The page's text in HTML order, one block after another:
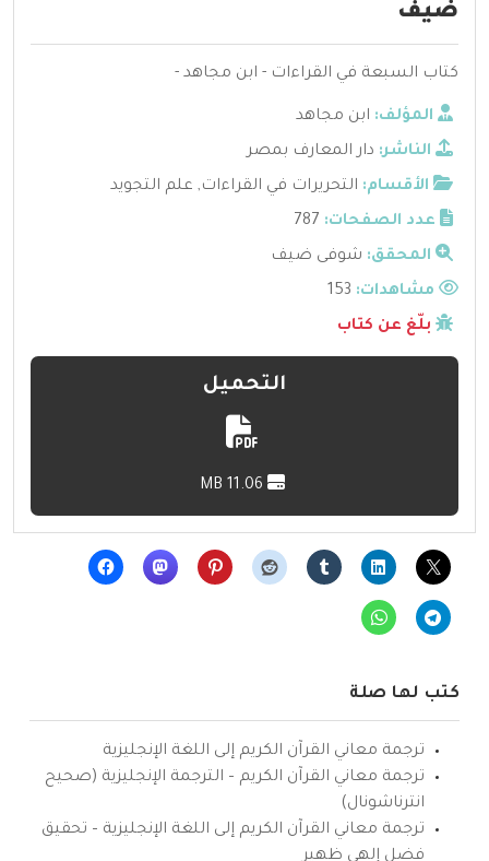
ضيف
كتاب السبعة في القراءات - ابن مجاهد -
المؤلف: ابن مجاهد
الناشر: دار المعارف بمصر
الأقسام: التحريرات في القراءات, علم التجويد
عدد الصفحات: 787
المحقق: شوفى ضيف
مشاهدات:
بلّغ عن كتاب
التحميل
كتب لها صلة
ترجمة معاني القرآن الكريم إلى اللغة الإنجليزية
ترجمة معاني القرآن الكريم – الترجمة الإنجليزية (صحيح
انترناشونال)
ترجمة معاني القرآن الكريم إلى اللغة الإنجليزية – تحقيق
فضل إلهي ظهير